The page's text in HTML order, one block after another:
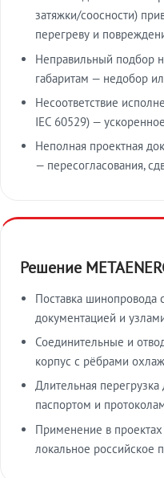
затяжки/соосности)
перегреву и
Неправильный подбор
габаритам — недобор
Несоответствие
IEC 60529) —
Неполная проектная
— пересогласования,
Решение
Поставка шинопровода
документацией и
Соединительные и
корпус с рёбрами
Длительная
паспортом и
Применение в
локальное российское